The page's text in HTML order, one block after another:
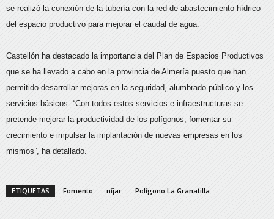
se realizó la conexión de la tubería con la red de abastecimiento hídrico
del espacio productivo para mejorar el caudal de agua.
Castellón ha destacado la importancia del Plan de Espacios Productivos
que se ha llevado a cabo en la provincia de Almería puesto que han
permitido desarrollar mejoras en la seguridad, alumbrado público y los
servicios básicos. “Con todos estos servicios e infraestructuras se
pretende mejorar la productividad de los polígonos, fomentar su
crecimiento e impulsar la implantación de nuevas empresas en los
mismos”, ha detallado.
ETIQUETAS Fomento níjar Polígono La Granatilla